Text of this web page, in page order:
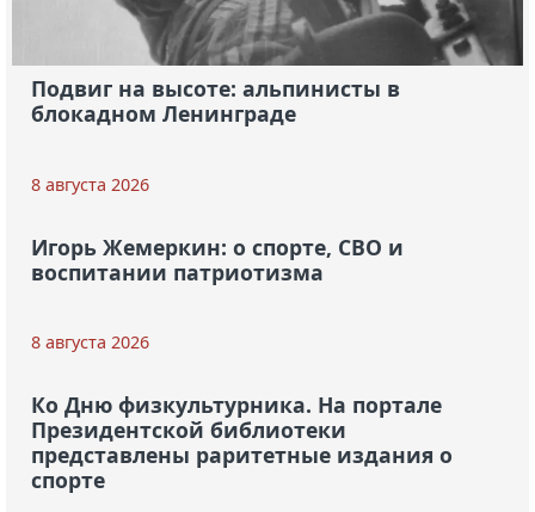
Подвиг на высоте: альпинисты в
блокадном Ленинграде
8 августа 2026
Игорь Жемеркин: о спорте, СВО и
воспитании патриотизма
8 августа 2026
Ко Дню физкультурника. На портале
Президентской библиотеки
представлены раритетные издания о
спорте